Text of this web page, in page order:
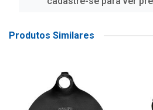
Produtos Similares